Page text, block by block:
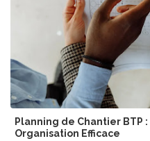
Planning de Chantier BTP
Organisation Efficace